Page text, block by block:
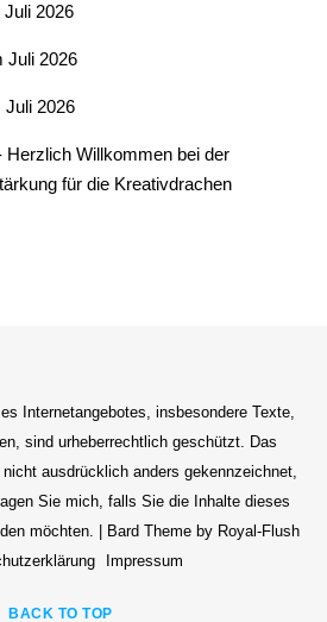
Juli 2026
Juli 2026
Juli 2026
Herzlich Willkommen bei der
für die Kreativdrachen
Internetangebotes, insbesondere Texte,
sind urheberrechtlich geschützt. Das
ausdrücklich anders gekennzeichnet,
Sie mich, falls Sie die Inhalte dieses
möchten. | Bard Theme by Royal-Flush
Impressum
BACK TO TOP